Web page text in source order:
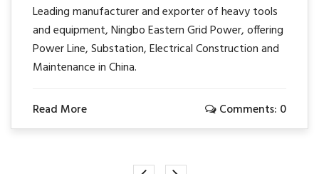
Leading manufacturer and exporter of heavy tools
and equipment, Ningbo Eastern Grid Power, offering
Power Line, Substation, Electrical Construction and
Maintenance in China.
Read More Comments: 0